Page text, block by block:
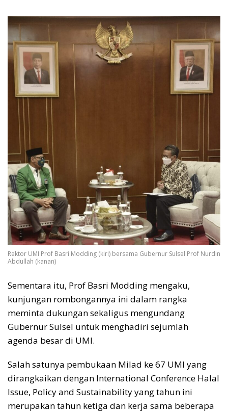
Rektor UMI Prof Basri Modding (kiri) bersama Gubernur Sulsel Prof Nurdin
Abdullah (kanan)
Sementara itu, Prof Basri Modding mengaku,
kunjungan rombongannya ini dalam rangka
meminta dukungan sekaligus mengundang
Gubernur Sulsel untuk menghadiri sejumlah
agenda besar di UMI.
Salah satunya pembukaan Milad ke 67 UMI yang
dirangkaikan dengan International Conference Halal
Issue, Policy and Sustainability yang tahun ini
merupakan tahun ketiga dan kerja sama beberapa